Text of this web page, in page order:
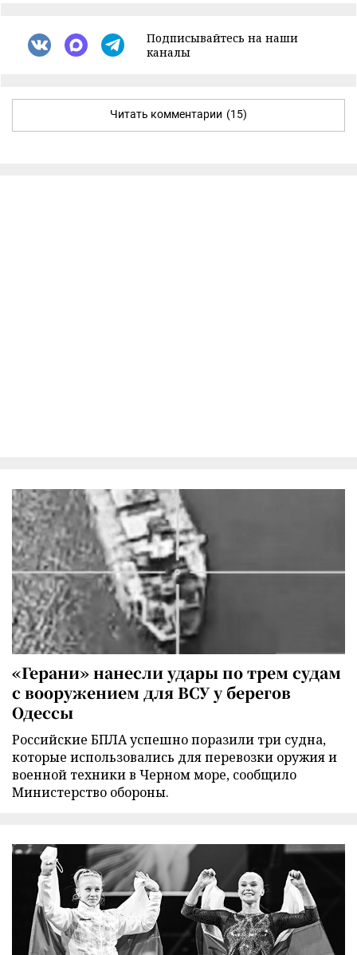
Подписывайтесь на наши
каналы
Читать комментарии (15)
«Герани» нанесли удары по трем судам
с вооружением для ВСУ у берегов
Одессы
Российские БПЛА успешно поразили три судна,
которые использовались для перевозки оружия и
военной техники в Черном море, сообщило
Министерство обороны.